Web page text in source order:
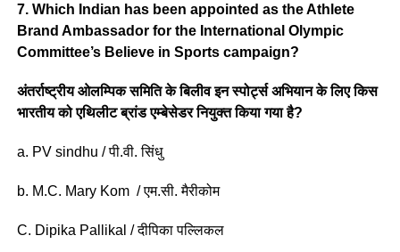
7. Which Indian has been appointed as the Athlete
Brand Ambassador for the International Olympic
Committee’s Believe in Sports campaign?
अंतर्राष्ट्रीय ओलम्पिक समिति के बिलीव इन स्पोर्ट्स अभियान के लिए किस
भारतीय को एथिलीट ब्रांड एम्बेसेडर नियुक्त किया गया है?
a. PV sindhu / पी.वी. सिंधु
b. M.C. Mary Kom / एम.सी. मैरीकोम
C. Dipika Pallikal / दीपिका पल्लिकल